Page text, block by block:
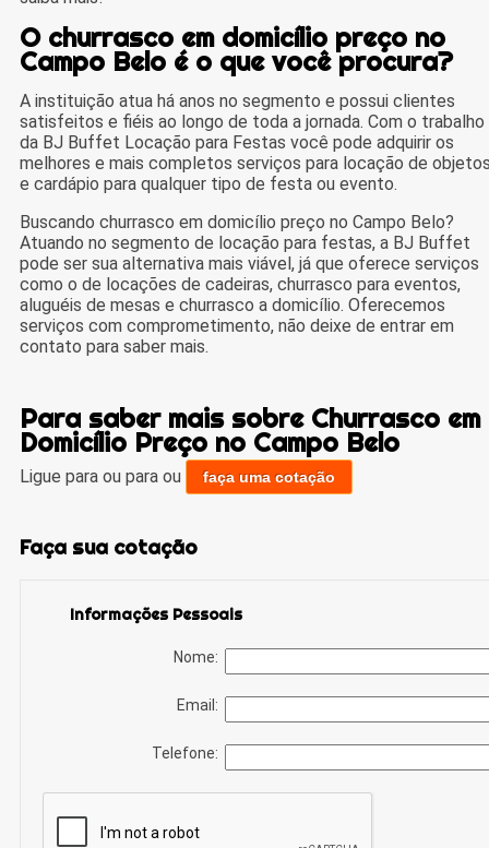
O churrasco em domicílio preço no
Campo Belo é o que você procura?
A instituição atua há anos no segmento e possui clientes
satisfeitos e fiéis ao longo de toda a jornada. Com o trabalho
da BJ Buffet Locação para Festas você pode adquirir os
melhores e mais completos serviços para locação de
e cardápio para qualquer tipo de festa ou evento.
Buscando churrasco em domicílio preço no Campo Belo?
Atuando no segmento de locação para festas, a BJ Buffet
pode ser sua alternativa mais viável, já que oferece serviços
como o de locações de cadeiras, churrasco para eventos,
aluguéis de mesas e churrasco a domicílio. Oferecemos
serviços com comprometimento, não deixe de entrar em
contato para saber mais.
Para saber mais sobre Churrasco em
Domicílio Preço no Campo Belo
Ligue para ou para ou faça uma cotação
Faça sua cotação
Informações Pessoais
Nome:
Email:
Telefone: